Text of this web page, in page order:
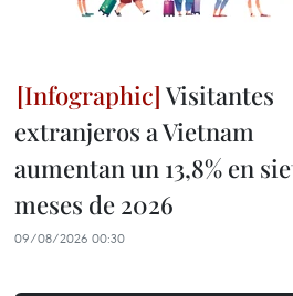
Visitantes
extranjeros a Vietnam
aumentan un 13,8% en
meses de 2026
09/08/2026 00:30